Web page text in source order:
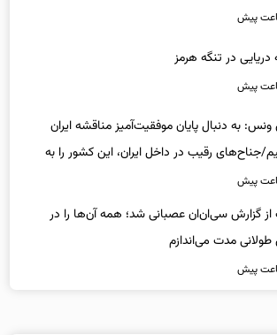
دریایی در تنگه هرمز
ونس: به دنبال پایان موفقیت‌آمیز مناقشه ایران
جناح‌های رقیب در داخل ایران، این کشور را به
می‌کشند
از گزارش سی‌ان‌ان عصبانی شد؛ همه آن‌ها را در
مدت می‌اندازم